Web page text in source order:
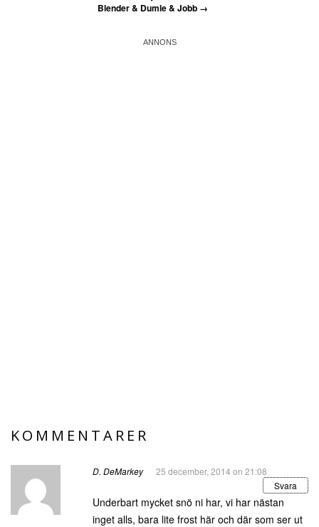
Blender & Dumle & Jobb →
KOMMENTARER
D. DeMarkey
25 december, 2014 on 21:08
Svara
Underbart mycket snö ni har, vi har nästan
inget alls, bara lite frost här och där som ser ut